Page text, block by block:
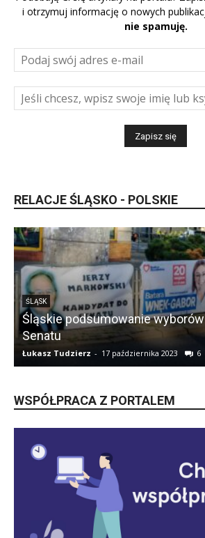
i otrzymuj informację o nowych
nie spamuję.
RELACJE ŚLĄSKO - POLSKIE
ŚLĄSK
Śląskie podsumowanie
Senatu
Łukasz Tudzierz - 17 października 2023 6
WSPÓŁPRACA Z PORTALEM